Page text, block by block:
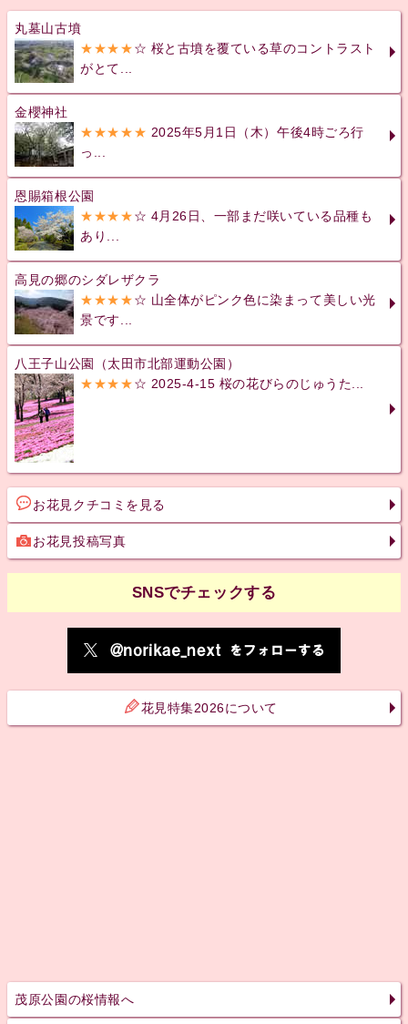
丸墓山古墳
★★★★☆ 桜と古墳を覆ている草のコントラスト
がとて...
金櫻神社
★★★★★ 2025年5月1日（木）午後4時ごろ行
っ...
恩賜箱根公園
★★★★☆ 4月26日、一部まだ咲いている品種も
あり...
高見の郷のシダレザクラ
★★★★☆ 山全体がピンク色に染まって美しい光
景です...
八王子山公園（太田市北部運動公園）
★★★★☆ 2025-4-15 桜の花びらのじゅうた...
お花見クチコミを見る
お花見投稿写真
SNSでチェックする
花見特集2026について
茂原公園の桜情報へ